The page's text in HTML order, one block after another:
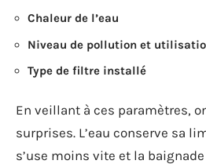
Chaleur de l’eau
Niveau de pollution et
Type de filtre installé
En veillant à ces paramètres,
surprises. L’eau conserve sa
s’use moins vite et la